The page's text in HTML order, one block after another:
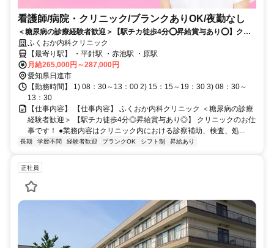
看護師/病院・クリニック/ブランクありOK/夜勤なし
＜糖尿病の診療経験者歓迎＞【駅チカ徒歩4分⭕昇給賞与あり⭕】クリ
ニックのお仕事です❗️
ふくおか内科クリニック
【最寄り駅】 ・平針駅 ・赤池駅 ・原駅
月給265,000円～287,000円
愛知県日進市
【勤務時間】 1) 08：30～13：00 2) 15：15～19：30 3) 08：30～
13：30
【仕事内容】 【仕事内容】 ふくおか内科クリニック ＜糖尿病の診療
経験者歓迎＞ 【駅チカ徒歩4分◎昇給賞与あり◎】 クリニックのお仕
事です！ ●業務内容はクリニック内における診察補助、検査、処...
長期 学歴不問 経験者歓迎 ブランクOK シフト制 昇給あり
正社員